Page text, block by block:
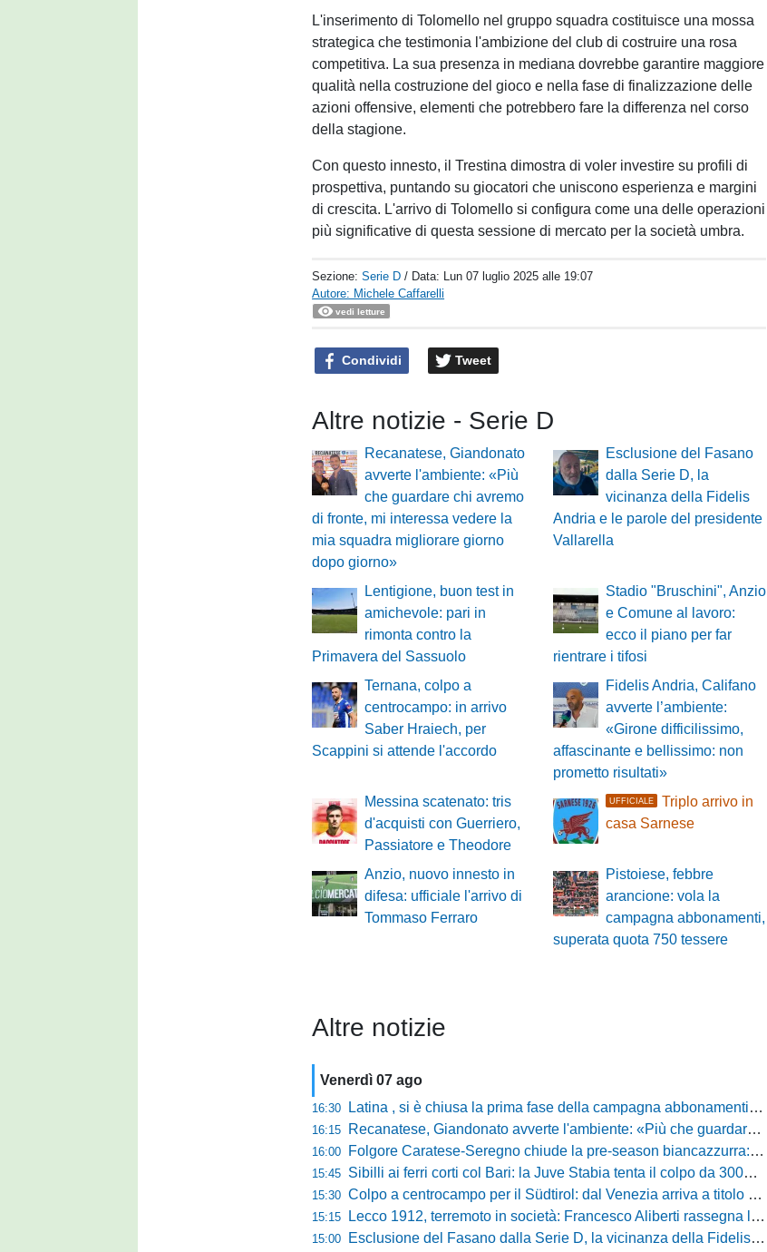
L'inserimento di Tolomello nel gruppo squadra costituisce una mossa
strategica che testimonia l'ambizione del club di costruire una rosa
competitiva. La sua presenza in mediana dovrebbe garantire maggiore
qualità nella costruzione del gioco e nella fase di finalizzazione delle
azioni offensive, elementi che potrebbero fare la differenza nel corso
della stagione.
Con questo innesto, il Trestina dimostra di voler investire su profili di
prospettiva, puntando su giocatori che uniscono esperienza e margini
di crescita. L'arrivo di Tolomello si configura come una delle operazioni
più significative di questa sessione di mercato per la società umbra.
Sezione:Serie D / Data: Lun 07 luglio 2025 alle 19:07
Autore: Michele Caffarelli
vedi letture
Condividi Tweet
Altre notizie - Serie D
Recanatese, Giandonato
avverte l'ambiente: «Più
che guardare chi avremo
di fronte, mi interessa vedere la
mia squadra migliorare giorno
dopo giorno»
Esclusione del Fasano
dalla Serie D, la
vicinanza della Fidelis
Andria e le parole del presidente
Vallarella
Lentigione, buon test in
amichevole: pari in
rimonta contro la
Primavera del Sassuolo
Stadio "Bruschini", Anzio
e Comune al lavoro:
ecco il piano per far
rientrare i tifosi
Ternana, colpo a
centrocampo: in arrivo
Saber Hraiech, per
Scappini si attende l'accordo
Fidelis Andria, Califano
avverte l’ambiente:
«Girone difficilissimo,
affascinante e bellissimo: non
prometto risultati»
Messina scatenato: tris
d'acquisti con Guerriero,
Passiatore e Theodore
UFFICIALE
Triplo arrivo in
casa Sarnese
Anzio, nuovo innesto in
difesa: ufficiale l'arrivo di
Tommaso Ferraro
Pistoiese, febbre
arancione: vola la
campagna abbonamenti,
superata quota 750 tessere
Altre notizie
Venerdì 07 ago
16:30 Latina , si è chiusa la prima fase della campagna abbonamenti: circa 400 tessere rinnovate in prelazione
16:15 Recanatese, Giandonato avverte l'ambiente: «Più che guardare chi avremo di fronte, mi interessa vedere la mia squadra migliorare giorno dopo giorno»
16:00 Folgore Caratese-Seregno chiude la pre-season biancazzurra: info e dove vedere il match
15:45 Sibilli ai ferri corti col Bari: la Juve Stabia tenta il colpo da 300mila euro
15:30 Colpo a centrocampo per il Südtirol: dal Venezia arriva a titolo definitivo Bjarki Bjarkason
15:15 Lecco 1912, terremoto in società: Francesco Aliberti rassegna le dimissioni da tutte le cariche
15:00 Esclusione del Fasano dalla Serie D, la vicinanza della Fidelis Andria e le parole del presidente Vallarella